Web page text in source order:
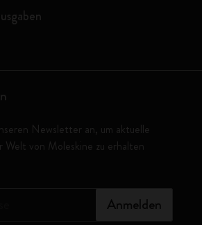
Newsletter an, um aktuelle
Welt von Moleskine zu erhalten
Anmelden